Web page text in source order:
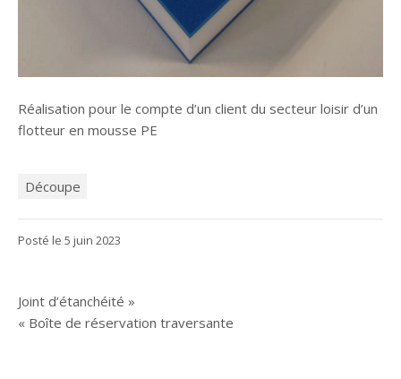
Réalisation pour le compte d’un client du secteur loisir d’un
flotteur en mousse PE
Découpe
Posté le 5 juin 2023
Navigation
Joint d’étanchéité »
« Boîte de réservation traversante